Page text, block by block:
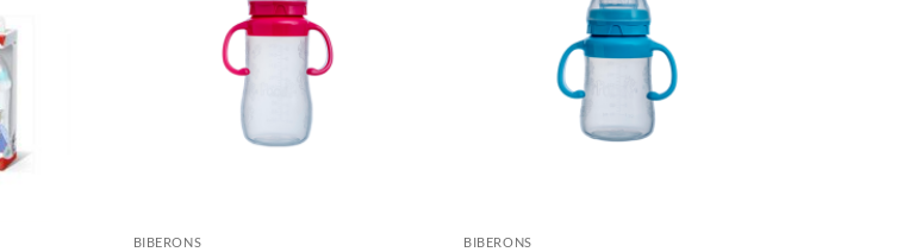
BIBERONS BIBERONS